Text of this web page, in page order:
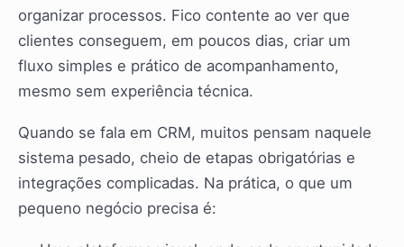
organizar processos. Fico contente ao ver que
clientes conseguem, em poucos dias, criar um
fluxo simples e prático de acompanhamento,
mesmo sem experiência técnica.
Quando se fala em CRM, muitos pensam naquele
sistema pesado, cheio de etapas obrigatórias e
integrações complicadas. Na prática, o que um
pequeno negócio precisa é: